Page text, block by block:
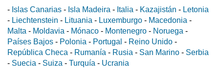
- Islas Canarias - Isla Madeira - Italia - Kazajistán - Letonia
- Liechtenstein - Lituania - Luxemburgo - Macedonia -
Malta - Moldavia - Mónaco - Montenegro - Noruega -
Países Bajos - Polonia - Portugal - Reino Unido -
República Checa - Rumanía - Rusia - San Marino - Serbia
- Suecia - Suiza - Turquía - Ucrania